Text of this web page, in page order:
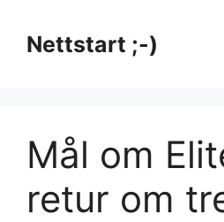
innholdNettstart ;-)
Mål om
retur om